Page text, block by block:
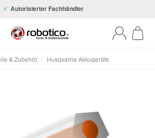
Autorisierter Fachhändler
& Zubehör / Husqvarna Akkugeräte